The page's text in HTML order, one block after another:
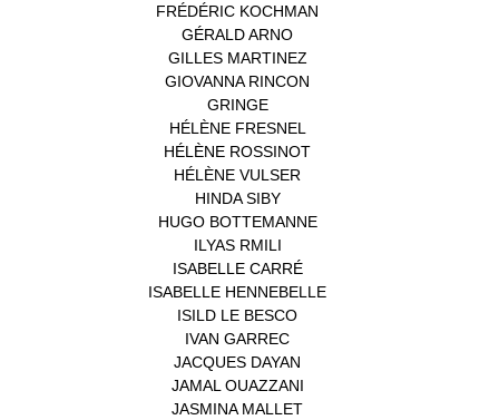
FRÉDÉRIC KOCHMAN
GÉRALD ARNO
GILLES MARTINEZ(1)
GIOVANNA RINCON
GRINGE(1)
HÉLÈNE FRESNEL(3)
HÉLÈNE ROSSINOT
HÉLÈNE VULSER
HINDA SIBY(1)
HUGO BOTTEMANNE(1)
ILYAS RMILI
ISABELLE CARRÉ(1)
ISABELLE HENNEBELLE
ISILD LE BESCO
IVAN GARREC
JACQUES DAYAN
JAMAL OUAZZANI
JASMINA MALLET